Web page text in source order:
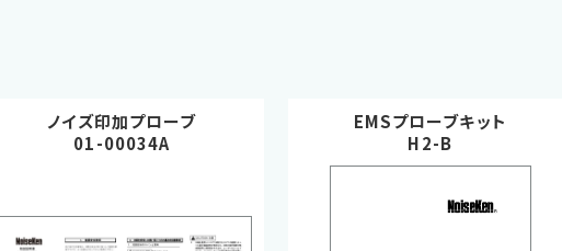
ノイズ印加プローブ
01-00034A
EMSプローブキット
H2-B